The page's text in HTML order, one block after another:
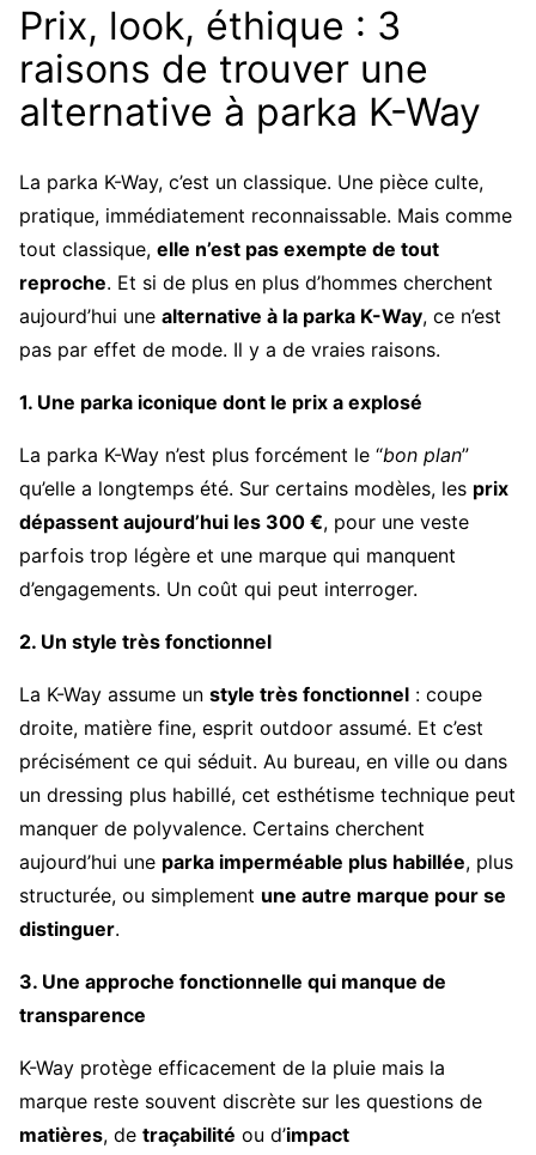
Prix, look, éthique : 3
raisons de trouver une
alternative à parka K-Way
La parka K-Way, c’est un classique. Une pièce culte,
pratique, immédiatement reconnaissable. Mais comme
tout classique, elle n’est pas exempte de tout
reproche. Et si de plus en plus d’hommes cherchent
aujourd’hui une alternative à la parka K-Way, ce n’est
pas par effet de mode. Il y a de vraies raisons.
1. Une parka iconique dont le prix a explosé
La parka K-Way n’est plus forcément le “bon plan”
qu’elle a longtemps été. Sur certains modèles, les prix
dépassent aujourd’hui les 300 €, pour une veste
parfois trop légère et une marque qui manquent
d’engagements. Un coût qui peut interroger.
2. Un style très fonctionnel
La K-Way assume un style très fonctionnel : coupe
droite, matière fine, esprit outdoor assumé. Et c’est
précisément ce qui séduit. Au bureau, en ville ou dans
un dressing plus habillé, cet esthétisme technique peut
manquer de polyvalence. Certains cherchent
aujourd’hui une parka imperméable plus habillée, plus
structurée, ou simplement une autre marque pour se
distinguer.
3. Une approche fonctionnelle qui manque de
transparence
K-Way protège efficacement de la pluie mais la
marque reste souvent discrète sur les questions de
matières, de traçabilité ou d’impact